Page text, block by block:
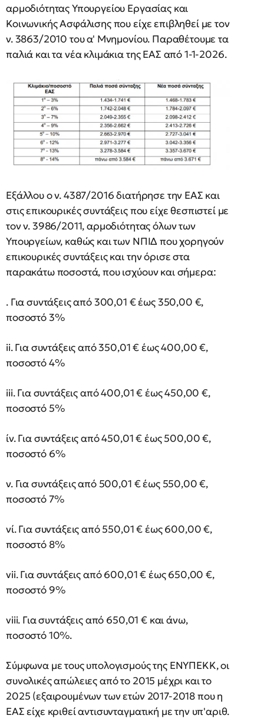
αρμοδιότητας Υπουργείου Εργασίας και
Κοινωνικής Ασφάλισης που είχε επιβληθεί με τον
ν. 3863/2010 του α' Μνημονίου. Παραθέτουμε τα
παλιά και τα νέα κλιμάκια της ΕΑΣ από 1-1-2026.
Εξάλλου ο ν. 4387/2016 διατήρησε την ΕΑΣ και
στις επικουρικές συντάξεις που είχε θεσπιστεί με
τον ν. 3986/2011, αρμοδιότητας όλων των
Υπουργείων, καθώς και των ΝΠΙΔ που χορηγούν
επικουρικές συντάξεις και την όρισε στα
παρακάτω ποσοστά, που ισχύουν και σήμερα:
. Για συντάξεις από 300,01 € έως 350,00 €,
ποσοστό 3%
ii. Για συντάξεις από 350,01 € έως 400,00 €,
ποσοστό 4%
iii. Για συντάξεις από 400,01 € έως 450,00 €,
ποσοστό 5%
ίν. Για συντάξεις από 450,01 € έως 500,00 €,
ποσοστό 6%
ν. Για συντάξεις από 500,01 € έως 550,00 €,
ποσοστό 7%
νί. Για συντάξεις από 550,01 € έως 600,00 €,
ποσοστό 8%
vii. Για συντάξεις από 600,01 € έως 650,00 €,
ποσοστό 9%
viii. Για συντάξεις από 650,01 € και άνω,
ποσοστό 10%.
Σύμφωνα με τους υπολογισμούς της ΕΝΥΠΕΚΚ, οι
συνολικές απώλειες από το 2015 μέχρι και το
2025 (εξαιρουμένων των ετών 2017-2018 που η
ΕΑΣ είχε κριθεί αντισυνταγματική με την υπ'αριθ.